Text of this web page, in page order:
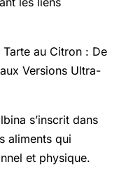
au Citron : De
Versions Ultra-
s’inscrit dans
aliments qui
et physique.